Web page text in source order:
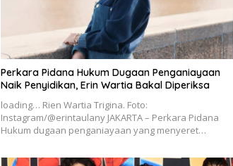
Perkara Pidana Hukum Dugaan Penganiayaan
Naik Penyidikan, Erin Wartia Bakal Diperiksa
loading… Rien Wartia Trigina. Foto:
Instagram/@erintaulany JAKARTA – Perkara Pidana
Hukum dugaan penganiayaan yang menyeret…